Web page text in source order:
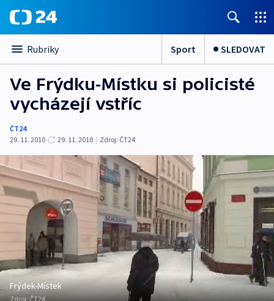
Rubriky Sport SLEDOVAT
Ve Frýdku-Místku si policisté
vycházejí vstříc
ČT24
29. 11. 2010
29. 11. 2010 | Zdroj: ČT24
Frýdek-Místek
Zdroj:ČT24